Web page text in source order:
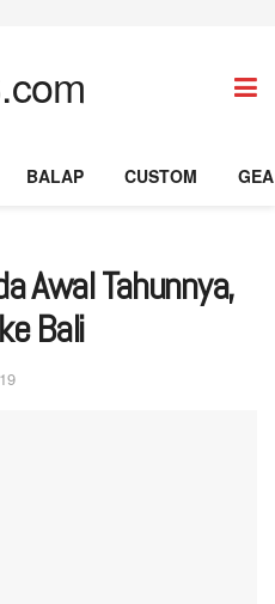
BALAP CUSTOM
Awal Tahunnya,
Bali